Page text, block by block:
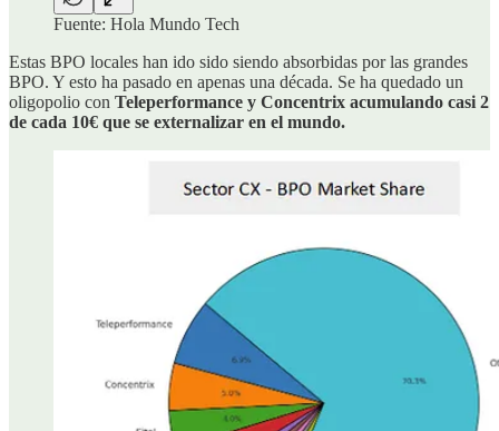
Fuente: Hola Mundo Tech
Estas BPO locales han ido sido siendo absorbidas por las grandes
BPO. Y esto ha pasado en apenas una década. Se ha quedado un
oligopolio con Teleperformance y Concentrix acumulando casi 2
de cada 10€ que se externalizar en el mundo.